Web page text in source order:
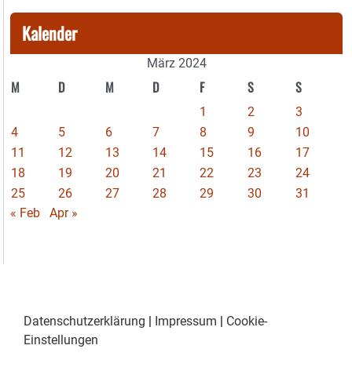
Kalender
März 2024
M D M D F S S
1 2
3
4
5 6 7 8 9
10
11
12 13 14 15 16
17
18
19 20 21 22 23
24
25
26 27 28 29 30
31
« Feb
Apr »
Datenschutzerklärung Impressum
Cookie-
Einstellungen